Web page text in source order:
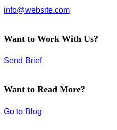
info@website.com
Want to Work With Us?
Send Brief
Want to Read More?
Go to Blog